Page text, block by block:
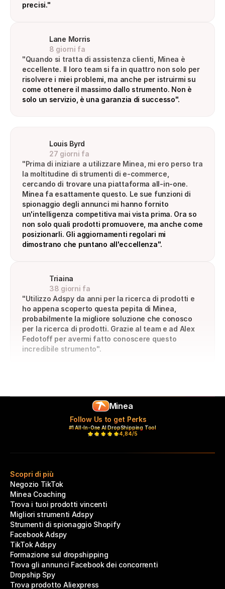
precisi."
Lane Morris
8 giorni fa
"Quando si tratta di assistenza clienti, Minea è
eccellente. Il loro team si fa in quattro non solo per
risolvere i miei problemi, ma anche per istruirmi su
come ottenere il massimo dallo strumento. Non è
solo un servizio, è una garanzia di successo".
Louis Byrd
27 giorni fa
"Prima di iniziare a utilizzare Minea, mi ero perso tra
la moltitudine di strumenti di e-commerce,
cercando di trovare una piattaforma all-in-one.
Minea fa esattamente questo. Le sue funzioni di
spionaggio degli annunci mi hanno fornito
un'intelligenza competitiva mai vista prima. Ora so
non solo quali prodotti promuovere, ma anche come
posizionarli. Gli aggiornamenti regolari mi
dimostrano che puntano all'eccellenza".
Triaina
38 giorni fa
"Utilizzo Adspy da anni per la ricerca di prodotti e
ho appena scoperto questa pepita di Minea,
probabilmente la migliore soluzione che conosco
per la ricerca di prodotti. Grazie al team e ad Alex
Fedotoff per avermi fatto conoscere questo
incredibile strumento".
Minea
Follow Us to get Perks
#1 All-In-One AI DropShipping Tool
4,84/5
Scopri di più
Negozio TikTok
Minea Coaching
Trova i tuoi prodotti vincenti
Migliori strumenti Adspy
Strumenti di spionaggio Shopify
Facebook Adspy
TikTok Adspy
Formazione sul dropshipping
Trova gli annunci Facebook dei concorrenti
Dropship Spy
Trova prodotto Aliexpress